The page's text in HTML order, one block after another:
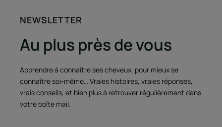
NEWSLETTER
Au plus près de vous
Apprendre à connaître ses cheveux, pour mieux se
connaître soi-même… Vraies histoires, vraies réponses,
vrais conseils, et bien plus à retrouver régulièrement dans
votre boîte mail.